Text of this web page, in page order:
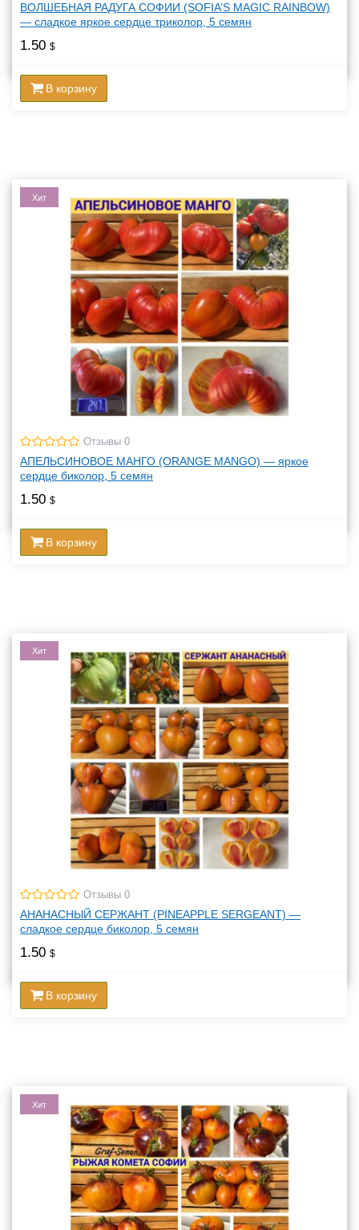
ВОЛШЕБНАЯ РАДУГА СОФИИ (SOFIA’S MAGIC RAINBOW)
— сладкое яркое сердце триколор, 5 семян
1.50 $
В корзину
Хит
Отзывы 0
АПЕЛЬСИНОВОЕ МАНГО (ORANGE MANGO) — яркое
сердце биколор, 5 семян
1.50 $
В корзину
Хит
Отзывы 0
АНАНАСНЫЙ СЕРЖАНТ (PINEAPPLE SERGEANT) —
сладкое сердце биколор, 5 семян
1.50 $
В корзину
Хит